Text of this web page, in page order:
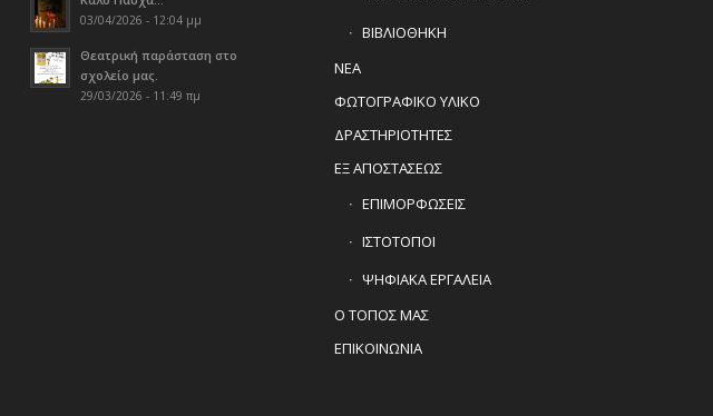
03/04/2026 - 12:04 μμ
Θεατρική παράσταση στο
σχολείο μας.
29/03/2026 - 11:49 πμ
ΒΙΒΛΙΟΘΗΚΗ
ΝΕΑ
ΦΩΤΟΓΡΑΦΙΚΟ ΥΛΙΚΟ
ΔΡΑΣΤΗΡΙΟΤΗΤΕΣ
ΕΞ ΑΠΟΣΤΑΣΕΩΣ
ΕΠΙΜΟΡΦΩΣΕΙΣ
ΙΣΤΟΤΟΠΟΙ
ΨΗΦΙΑΚΑ ΕΡΓΑΛΕΙΑ
Ο ΤΟΠΟΣ ΜΑΣ
ΕΠΙΚΟΙΝΩΝΙΑ